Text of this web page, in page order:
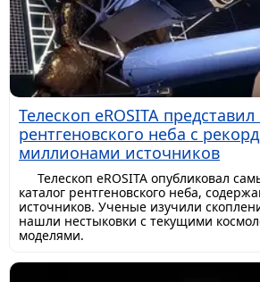
Телескоп eROSITA представил
рентгеновского неба с
миллионами источников
Телескоп eROSITA опубликовал
каталог рентгеновского неба,
источников. Ученые изучили
нашли нестыковки с текущими
моделями.